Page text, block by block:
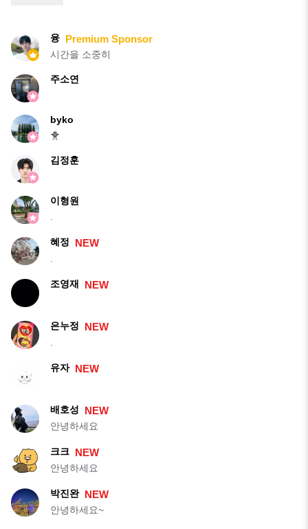
융 Premium Sponsor
시간을 소중히
주소연
byko
🐥
김정훈
이형원
혜정 NEW
조영재 NEW
은누정 NEW
유자 NEW
배호성 NEW
안녕하세요
크크 NEW
안녕하세요
박진완 NEW
안녕하세요~